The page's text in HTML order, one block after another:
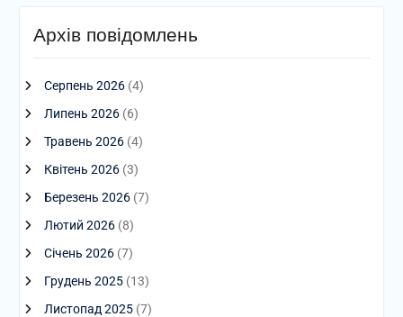
Архів повідомлень
Серпень 2026(4)
Липень 2026(6)
Травень 2026(4)
Квітень 2026(3)
Березень 2026(7)
Лютий 2026(8)
Січень 2026(7)
Грудень 2025(13)
Листопад 2025(7)